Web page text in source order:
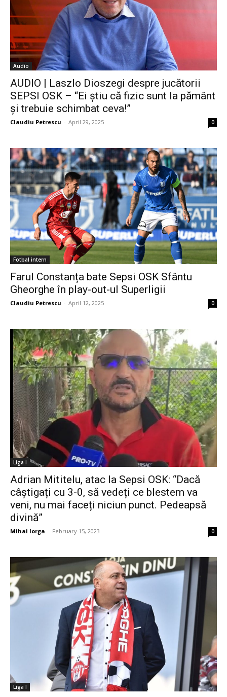
Audio
AUDIO | Laszlo Dioszegi despre jucătorii
SEPSI OSK – “Ei știu că fizic sunt la pământ
și trebuie schimbat ceva!”
Claudiu Petrescu - April 29, 2025 0
Fotbal intern
Farul Constanța bate Sepsi OSK Sfântu
Gheorghe în play-out-ul Superligii
Claudiu Petrescu - April 12, 2025 0
Liga I
Adrian Mititelu, atac la Sepsi OSK: “Dacă
câștigați cu 3-0, să vedeți ce blestem va
veni, nu mai faceți niciun punct. Pedeapsă
divină”
Mihai Iorga - February 15, 2023 0
Liga I